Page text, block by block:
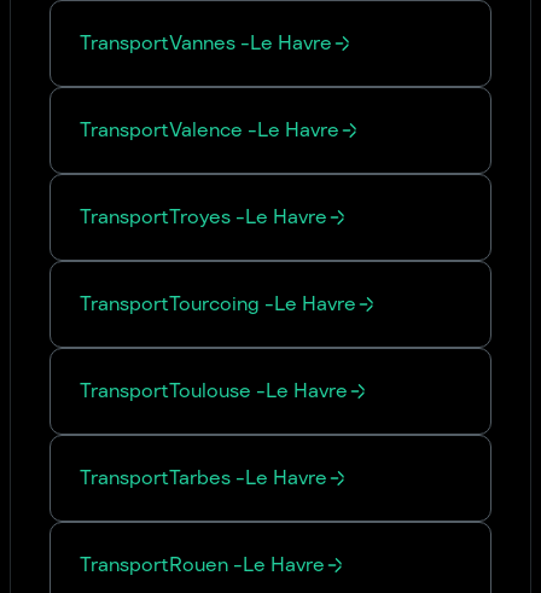
TransportVannes -Le Havre
TransportValence -Le Havre
TransportTroyes -Le Havre
TransportTourcoing -Le Havre
TransportToulouse -Le Havre
TransportTarbes -Le Havre
TransportRouen -Le Havre